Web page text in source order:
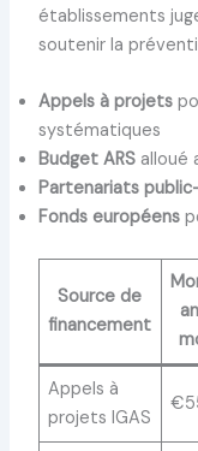
établissements
soutenir la
Appels à projets
systématiques
Budget ARSalloué
Partenariats
Fonds européens
Source de
financement
Appels à
projets IGAS